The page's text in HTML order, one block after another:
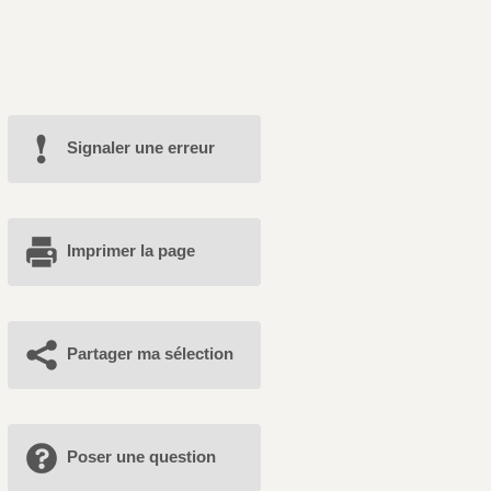
Signaler une erreur
Imprimer la page
Partager ma sélection
Poser une question